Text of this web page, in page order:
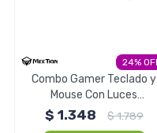
24
Combo Gamer Teclado y
Mouse Con Luces
Retroiluminado Meetion
$ 1.348 $1.789